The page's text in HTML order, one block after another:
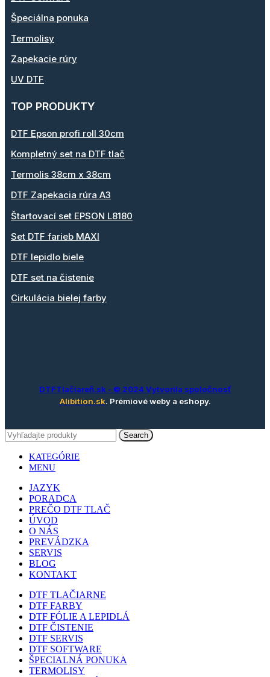
Špeciálna ponuka
Termolisy
Zapekacie rúry
UV DTF
TOP PRODUKTY
DTF Epson profi roll 30cm
Kompletný set na DTF tlač
Termolis 38cm x 38cm
DTF Zapekacia rúra A3
Štartovací set EPSON L8180
Set DTF farieb MAXI
DTF lepidlo biele
DTF set na čistenie
Cirkulácia bielej farby
DTFTlačiareň.sk- © 2024 Vytvorila spoločnosť
Alibition.sk. Prémiové weby a eshopy.
Search
KATEGÓRIE
MENU
JAZYK
PORADCA
PREČO DTF TLAČ
ÚVOD
O NÁS
PREVÁDZKA
SERVIS
BLOG
KONTAKT
DTF TLAČIARNE
DTF FARBY
DTF FÓLIE A LEPIDLÁ
DTF ČISTENIE
DTF SERVIS
DTF SOFTWARE
ŠPECIALNÁ PONUKA
TERMOLISY